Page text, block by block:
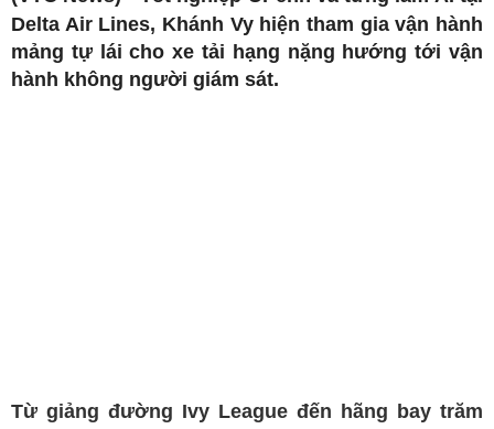
Delta Air Lines, Khánh Vy hiện tham gia vận hành
mảng tự lái cho xe tải hạng nặng hướng tới vận
hành không người giám sát.
Từ giảng đường Ivy League đến hãng bay trăm